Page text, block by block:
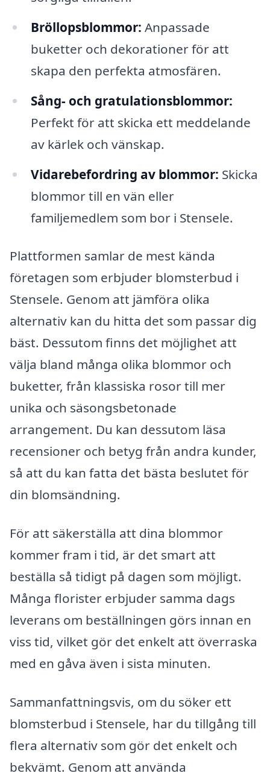
Bröllopsblommor: Anpassade
buketter och dekorationer för att
skapa den perfekta atmosfären.
Sång- och gratulationsblommor:
Perfekt för att skicka ett meddelande
av kärlek och vänskap.
Vidarebefordring av blommor: Skicka
blommor till en vän eller
familjemedlem som bor i Stensele.
Plattformen samlar de mest kända
företagen som erbjuder blomsterbud i
Stensele. Genom att jämföra olika
alternativ kan du hitta det som passar dig
bäst. Dessutom finns det möjlighet att
välja bland många olika blommor och
buketter, från klassiska rosor till mer
unika och säsongsbetonade
arrangement. Du kan dessutom läsa
recensioner och betyg från andra kunder,
så att du kan fatta det bästa beslutet för
din blomsändning.
För att säkerställa att dina blommor
kommer fram i tid, är det smart att
beställa så tidigt på dagen som möjligt.
Många florister erbjuder samma dags
leverans om beställningen görs innan en
viss tid, vilket gör det enkelt att överraska
med en gåva även i sista minuten.
Sammanfattningsvis, om du söker ett
blomsterbud i Stensele, har du tillgång till
flera alternativ som gör det enkelt och
bekvämt. Genom att använda